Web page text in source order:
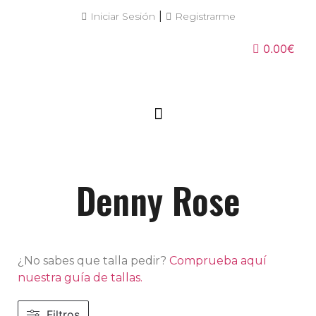
Iniciar Sesión Registrarme
0.00€
Denny Rose
¿No sabes que talla pedir? Comprueba aquí
nuestra guía de tallas.